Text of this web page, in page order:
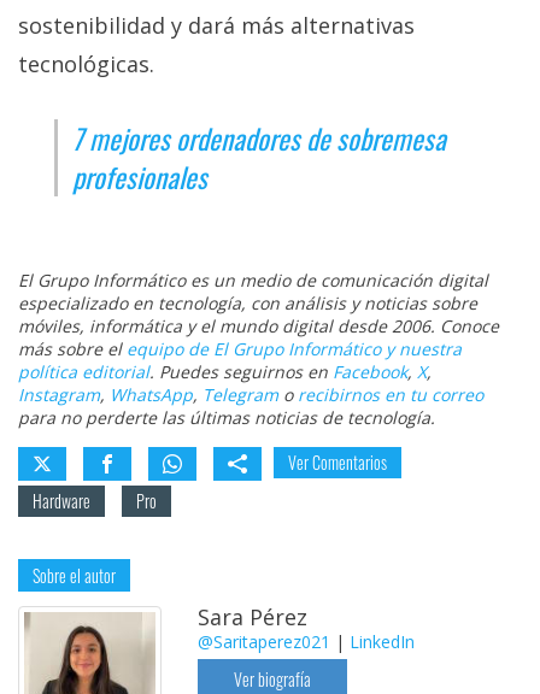
sostenibilidad y dará más alternativas
tecnológicas.
7 mejores ordenadores de sobremesa
profesionales
El Grupo Informático es un medio de comunicación digital
especializado en tecnología, con análisis y noticias sobre
móviles, informática y el mundo digital desde 2006. Conoce
más sobre el equipo de El Grupo Informático y nuestra
política editorial. Puedes seguirnos en Facebook, X,
Instagram, WhatsApp, Telegramo recibirnos en tu correo
para no perderte las últimas noticias de tecnología.
Ver Comentarios
Hardware
Pro
Sobre el autor
Sara Pérez
@Saritaperez021 | LinkedIn
Ver biografía